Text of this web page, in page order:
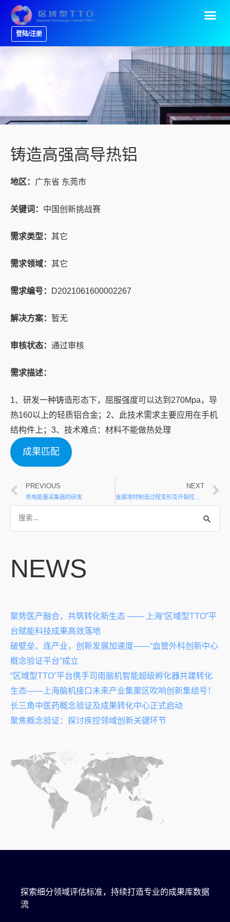
登陆/注册
铸造高强高导热铝
地区： 广东省 东莞市
关键词： 中国创新挑战赛
需求类型： 其它
需求领域： 其它
需求编号： D2021061600002267
解决方案： 暂无
审核状态： 通过审核
需求描述：
1、研发一种铸造形态下，屈服强度可以达到270Mpa，导
热160以上的轻质铝合金；2、此技术需求主要应用在手机
结构件上；3、技术难点：材料不能做热处理
成果匹配
PREVIOUS
热电能量采集器的研发
NEXT
金属增材制造过程变形及开裂控制技术
NEWS
聚势医产融合，共筑转化新生态 —— 上海“区域型TTO”平
台赋能科技成果高效落地
破壁垒、连产业，创新发展加速度——“血管外科创新中心
概念验证平台”成立
“区域型TTO”平台携手司南脑机智能超级孵化器共建转化
生态——上海脑机接口未来产业集聚区吹响创新集结号！
长三角中医药概念验证及成果转化中心正式启动
聚焦概念验证：探讨疾控领域创新关键环节
探索细分领域评估标准，持续打造专业的成果库数据
流